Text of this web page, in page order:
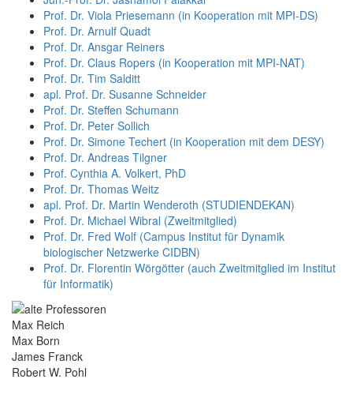
Prof. Dr. Viola Priesemann (in Kooperation mit MPI-DS)
Prof. Dr. Arnulf Quadt
Prof. Dr. Ansgar Reiners
Prof. Dr. Claus Ropers (in Kooperation mit MPI-NAT)
Prof. Dr. Tim Salditt
apl. Prof. Dr. Susanne Schneider
Prof. Dr. Steffen Schumann
Prof. Dr. Peter Sollich
Prof. Dr. Simone Techert (in Kooperation mit dem DESY)
Prof. Dr. Andreas Tilgner
Prof. Cynthia A. Volkert, PhD
Prof. Dr. Thomas Weitz
apl. Prof. Dr. Martin Wenderoth (STUDIENDEKAN)
Prof. Dr. Michael Wibral (Zweitmitglied)
Prof. Dr. Fred Wolf (Campus Institut für Dynamik
biologischer Netzwerke CIDBN)
Prof. Dr. Florentin Wörgötter (auch Zweitmitglied im Institut
für Informatik)
Max Reich
Max Born
James Franck
Robert W. Pohl